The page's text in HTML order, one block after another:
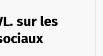
sur les